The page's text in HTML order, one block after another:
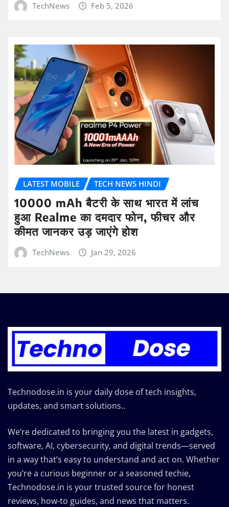
TechNews Feb 5, 2026
LATEST MOBILE TECH NEWS HINDI
10000 mAh बैटरी के साथ भारत में लांच
हुआ Realme का दमदार फोन, फीचर और
कीमत जानकर उड़ जाएंगे होश
TechNews Jan 29, 2026
Technodose.in is your daily dose of tech insights,
updates, and smart solutions..
We’re dedicated to bringing you the latest in gadgets,
software, AI, cybersecurity, and digital trends—served
in a way that’s easy to understand and act on. Whether
you’re a curious beginner or a seasoned techie,
Technodose.in is your trusted source for honest
reviews, how-to guides, and news that matters.